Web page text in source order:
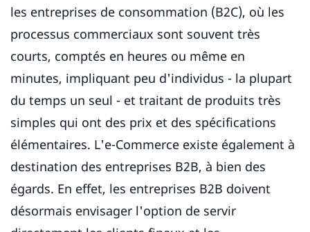
les entreprises de consommation (B2C), où les
processus commerciaux sont souvent très
courts, comptés en heures ou même en
minutes, impliquant peu d'individus - la plupart
du temps un seul - et traitant de produits très
simples qui ont des prix et des spécifications
élémentaires. L'e-Commerce existe également à
destination des entreprises B2B, à bien des
égards. En effet, les entreprises B2B doivent
désormais envisager l'option de servir